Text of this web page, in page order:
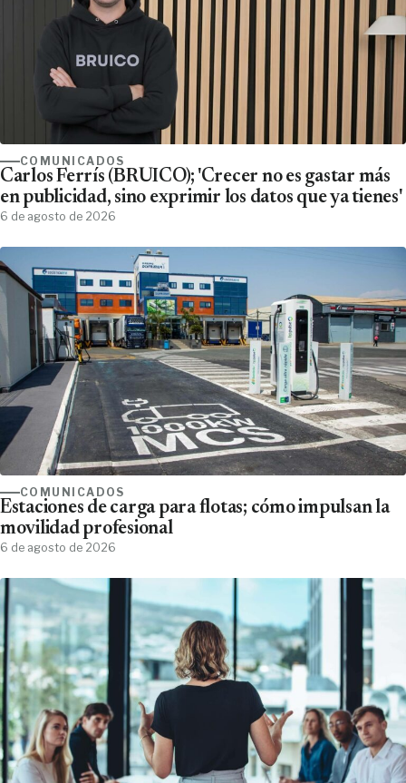
COMUNICADOS
Carlos Ferrís (BRUICO); 'Crecer no es gastar más
en publicidad, sino exprimir los datos que ya tienes'
6 de agosto de 2026
COMUNICADOS
Estaciones de carga para flotas; cómo impulsan la
movilidad profesional
6 de agosto de 2026